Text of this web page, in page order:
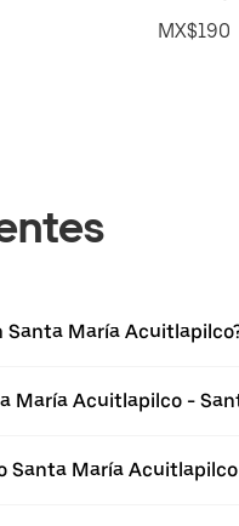
MX$190
Santa María
María Acuitlapilco -
María